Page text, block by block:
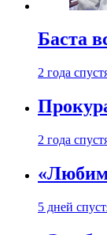
Баста
2 года
2 года
5 дней